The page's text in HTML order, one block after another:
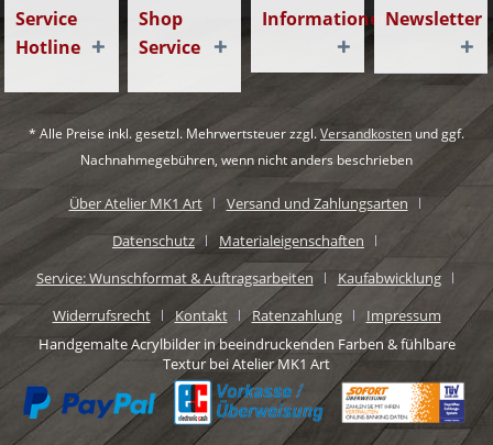
Service
Hotline
Shop
Service
InformationenNewsletter
* Alle Preise inkl. gesetzl. Mehrwertsteuer zzgl.Versandkosten und ggf.
Nachnahmegebühren, wenn nicht anders beschrieben
Über Atelier MK1 Art
Versand und Zahlungsarten
Datenschutz
Materialeigenschaften
Service: Wunschformat & Auftragsarbeiten
Kaufabwicklung
Widerrufsrecht
Kontakt Ratenzahlung
Impressum
Handgemalte Acrylbilder in beeindruckenden Farben & fühlbare
Textur bei Atelier MK1 Art